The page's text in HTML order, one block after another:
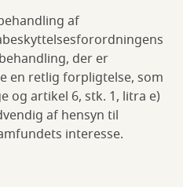
af
der er
en retlig forpligtelse, som
og artikel 6, stk. 1, litra e)
af hensyn til
interesse.